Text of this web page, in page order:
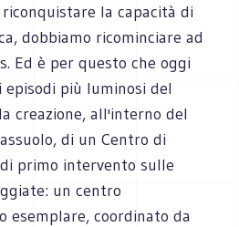
la capacità di
dobbiamo ricominciare ad
Ed è per questo che oggi
episodi più luminosi del
creazione, all'interno del
di un Centro di
primo intervento sulle
un centro
esemplare, coordinato da